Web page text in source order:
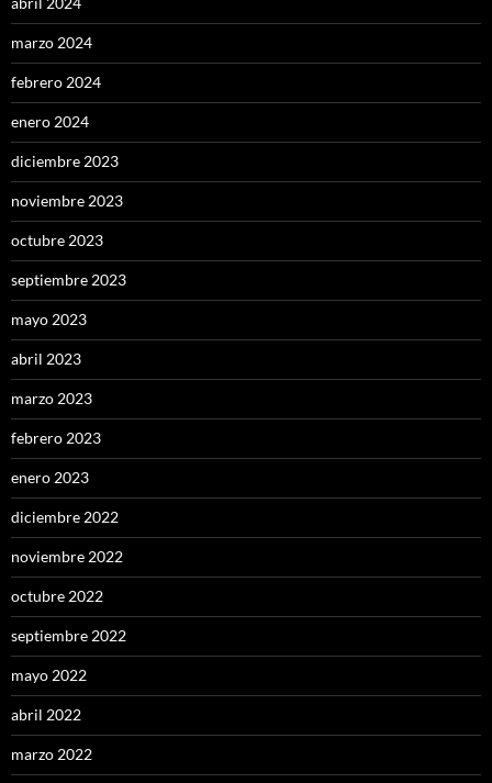
marzo 2024
febrero 2024
enero 2024
diciembre 2023
noviembre 2023
octubre 2023
septiembre 2023
mayo 2023
abril 2023
marzo 2023
febrero 2023
enero 2023
diciembre 2022
noviembre 2022
octubre 2022
septiembre 2022
mayo 2022
abril 2022
marzo 2022